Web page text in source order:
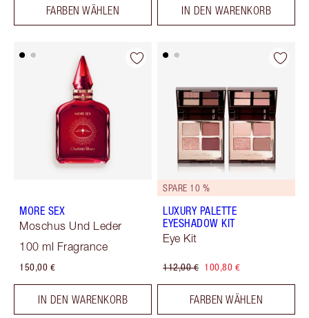
FARBEN WÄHLEN IN DEN WARENKORB
MORE SEX
Moschus Und Leder
100 ml Fragrance
150,00 €
IN DEN WARENKORB
SPARE 10 %
LUXURY PALETTE
EYESHADOW KIT
Eye Kit
112,00 € 100,80 €
FARBEN WÄHLEN